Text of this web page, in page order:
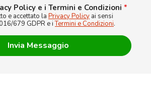
Policy e i Termini e Condizioni *
e accettato la Privacy Policy ai sensi
679 GDPR e iTermini e Condizioni.